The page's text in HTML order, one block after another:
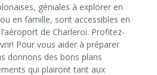
géniales à explorer en
en famille, sont accessibles en
de Charleroi. Profitez-
Pour vous aider à préparer
donnons des bons plans
qui plairont tant aux